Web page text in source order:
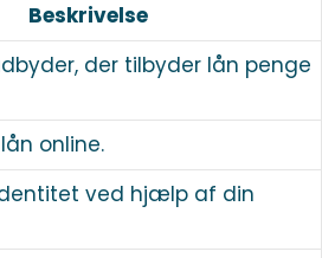
Beskrivelse
der tilbyder lån penge
online.
ved hjælp af din